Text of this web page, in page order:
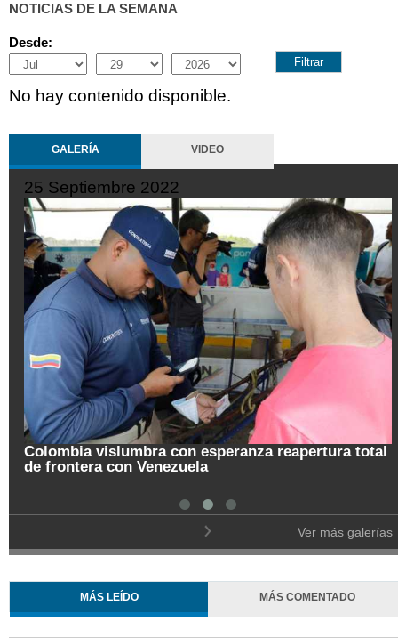
NOTICIAS DE LA SEMANA
Desde:
Month
Day Year
No hay contenido disponible.
GALERÍA VIDEO
2022
vislumbra con esperanza reapertura total
con Venezuela
Ver más galerías
MÁS LEÍDO MÁS COMENTADO